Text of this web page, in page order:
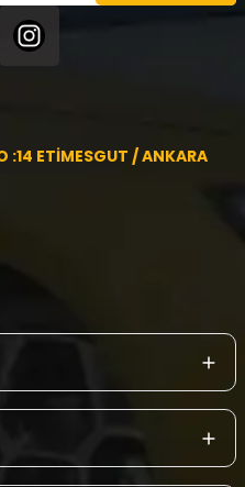
:14 ETİMESGUT / ANKARA